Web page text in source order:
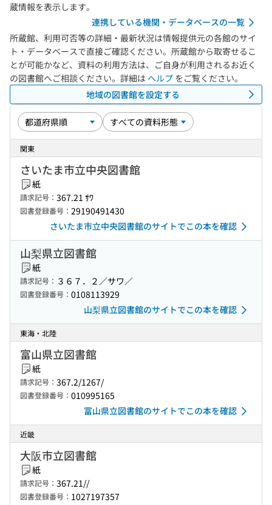
蔵情報を表示します。
連携している機関・データベースの一覧
所蔵館、利用可否等の詳細・最新状況は情報提供元の各館のサイ
ト・データベースで直接ご確認ください。所蔵館から取寄せるこ
とが可能かなど、資料の利用方法は、ご自身が利用されるお近く
の図書館へご相談ください。詳細は ヘルプ をご覧ください。
地域の図書館を設定する
関東
さいたま市立中央図書館
紙
請求記号： 367.21 ｻﾜ
図書登録番号： 29190491430
さいたま市立中央図書館のサイトでこの本を確認
山梨県立図書館
紙
請求記号： ３６７．２／サワ／
図書登録番号： 0108113929
山梨県立図書館のサイトでこの本を確認
東海・北陸
富山県立図書館
紙
請求記号： 367.2/1267/
図書登録番号： 010995165
富山県立図書館のサイトでこの本を確認
近畿
大阪市立図書館
紙
請求記号： 367.21//
図書登録番号： 1027197357